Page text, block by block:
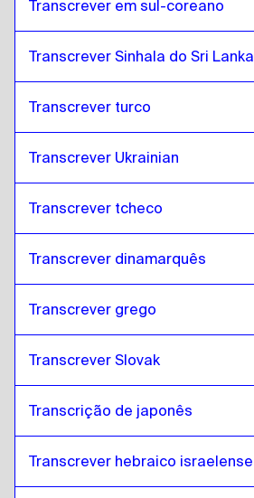
Transcrever em sul-coreano
Transcrever Sinhala do Sri Lanka
Transcrever turco
Transcrever Ukrainian
Transcrever tcheco
Transcrever dinamarquês
Transcrever grego
Transcrever Slovak
Transcrição de japonês
Transcrever hebraico israelense